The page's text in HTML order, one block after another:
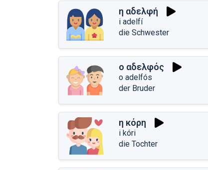
η αδελφή
i adelfí
die Schwester
ο αδελφός
o adelfós
der Bruder
η κόρη
i kóri
die Tochter